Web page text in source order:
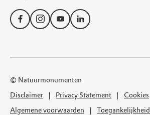
© Natuurmonumenten
Disclaimer
Privacy Statement
Cookies
Algemene voorwaarden
Toegankelijkheid